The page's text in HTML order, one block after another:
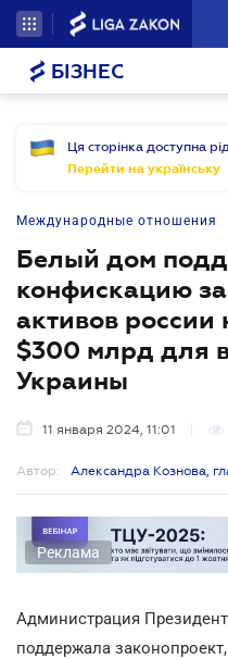
БІЗНЕС
Ця сторінка доступна
Перейти на українську
Международные отношения
Белый дом
конфискацию
активов россии
$300 млрд для
Украины
11 января 2024, 11:01
Автор: Александра Кознова,
Реклама
Администрация
поддержала